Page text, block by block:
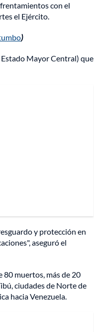
con el
el Ejército.
)
Mayor Central) que
y protección en
aseguró el
80 muertos, más de 20
ciudades de Norte de
hacia Venezuela.